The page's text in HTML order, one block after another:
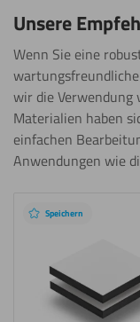
Unsere
Wenn Sie eine
wir die Verwendung
Materialien haben
einfachen
Anwendungen wie
Speichern